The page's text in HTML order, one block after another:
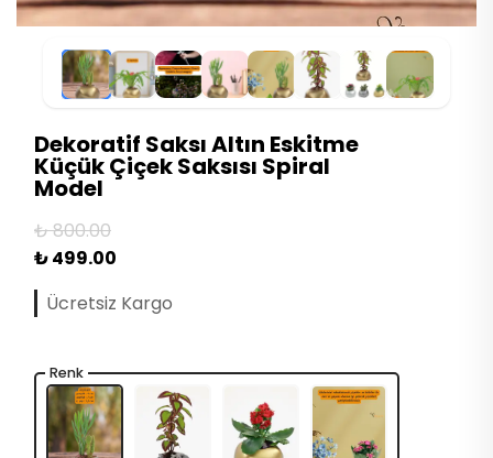
Dekoratif Saksı Altın Eskitme
Küçük Çiçek Saksısı Spiral
Model
₺ 800.00
₺ 499.00
Ücretsiz Kargo
Renk